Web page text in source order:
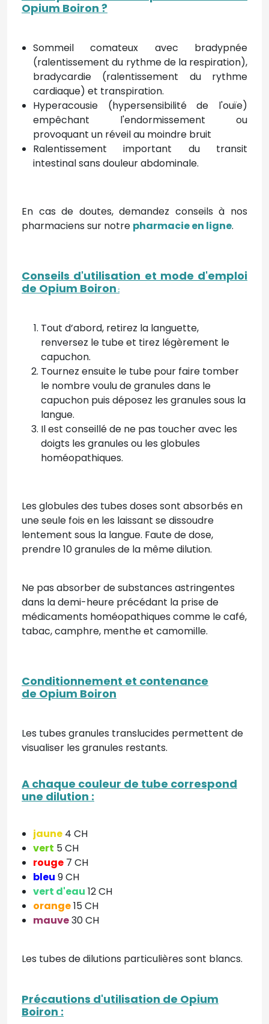
Opium Boiron ?
Sommeil comateux avec bradypnée
(ralentissement du rythme de la respiration),
bradycardie (ralentissement du rythme
cardiaque) et transpiration.
Hyperacousie (hypersensibilité de l'ouïe)
empêchant l'endormissement ou
provoquant un réveil au moindre bruit
Ralentissement important du transit
intestinal sans douleur abdominale.
En cas de doutes, demandez conseils à nos
pharmaciens sur notre pharmacie en ligne.
Conseils d'utilisation et mode d'emploi
de Opium Boiron :
Tout d’abord, retirez la languette,
renversez le tube et tirez légèrement le
capuchon.
Tournez ensuite le tube pour faire tomber
le nombre voulu de granules dans le
capuchon puis déposez les granules sous la
langue.
Il est conseillé de ne pas toucher avec les
doigts les granules ou les globules
homéopathiques.
Les globules des tubes doses sont absorbés en
une seule fois en les laissant se dissoudre
lentement sous la langue. Faute de dose,
prendre 10 granules de la même dilution.
Ne pas absorber de substances astringentes
dans la demi-heure précédant la prise de
médicaments homéopathiques comme le café,
tabac, camphre, menthe et camomille.
Conditionnement et contenance
de Opium Boiron
Les tubes granules translucides permettent de
visualiser les granules restants.
A chaque couleur de tube correspond
une dilution :
jaune 4 CH
vert 5 CH
rouge 7 CH
bleu 9 CH
vert d'eau 12 CH
orange15 CH
mauve30 CH
Les tubes de dilutions particulières sont blancs.
Précautions d'utilisation de Opium
Boiron :